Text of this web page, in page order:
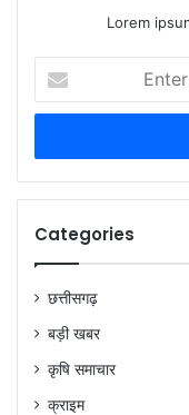
Lorem
your
Email
Categories
छत्तीसगढ़
बड़ी खबर
कृषि समाचार
क्राइम